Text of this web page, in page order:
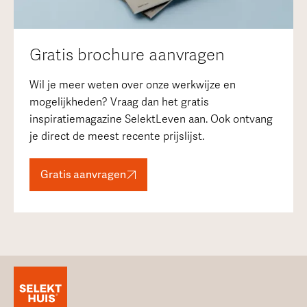
Gratis brochure aanvragen
Wil je meer weten over onze werkwijze en
mogelijkheden? Vraag dan het gratis
inspiratiemagazine SelektLeven aan. Ook ontvang
je direct de meest recente prijslijst.
Gratis aanvragen